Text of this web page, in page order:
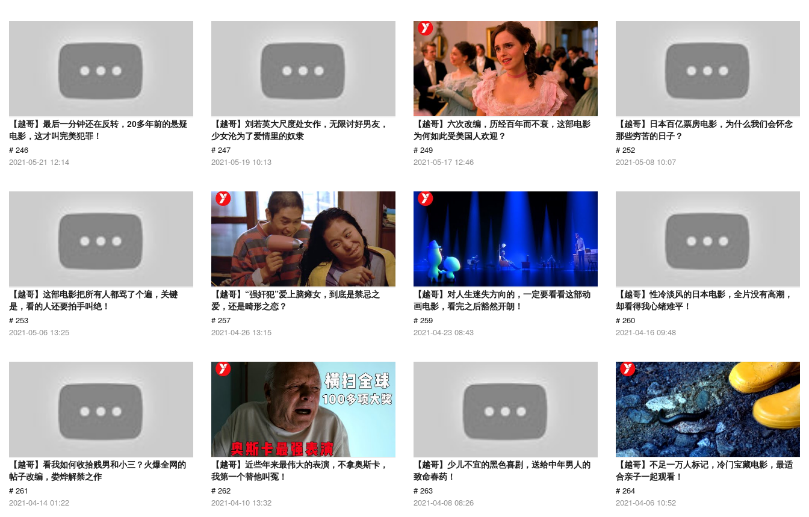
【越哥】最后一分钟还在反转，20多年前的悬疑
电影，这才叫完美犯罪！
# 246
2021-05-21 12:14
【越哥】刘若英大尺度处女作，无限讨好男友，
少女沦为了爱情里的奴隶
# 247
2021-05-19 10:13
【越哥】六次改编，历经百年而不衰，这部电影
为何如此受美国人欢迎？
# 249
2021-05-17 12:46
【越哥】日本百亿票房电影，为什么我们会怀念
那些穷苦的日子？
# 252
2021-05-08 10:07
【越哥】这部电影把所有人都骂了个遍，关键
是，看的人还要拍手叫绝！
# 253
2021-05-06 13:25
【越哥】“强奸犯”爱上脑瘫女，到底是禁忌之
爱，还是畸形之恋？
# 257
2021-04-26 13:15
【越哥】对人生迷失方向的，一定要看看这部动
画电影，看完之后豁然开朗！
# 259
2021-04-23 08:43
【越哥】性冷淡风的日本电影，全片没有高潮，
却看得我心绪难平！
# 260
2021-04-16 09:48
【越哥】看我如何收拾贱男和小三？火爆全网的
帖子改编，娄烨解禁之作
# 261
2021-04-14 01:22
【越哥】近些年来最伟大的表演，不拿奥斯卡，
我第一个替他叫冤！
# 262
2021-04-10 13:32
【越哥】少儿不宜的黑色喜剧，送给中年男人的
致命春药！
# 263
2021-04-08 08:26
【越哥】不足一万人标记，冷门宝藏电影，最适
合亲子一起观看！
# 264
2021-04-06 10:52